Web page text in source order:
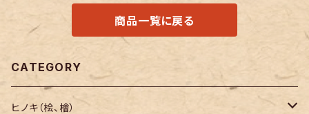
商品一覧に戻る
CATEGORY
ヒノキ（桧、檜）